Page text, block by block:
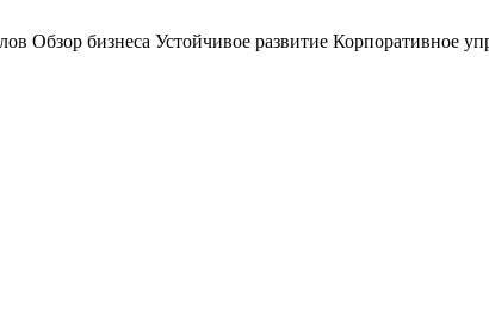
Обзор бизнеса Устойчивое развитие Корпоративное